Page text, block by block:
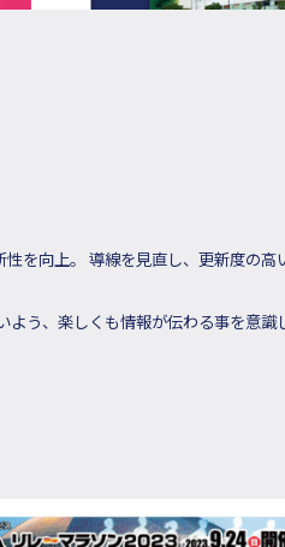
を向上。 導線を見直し、更新度の高
う、楽しくも情報が伝わる事を意識